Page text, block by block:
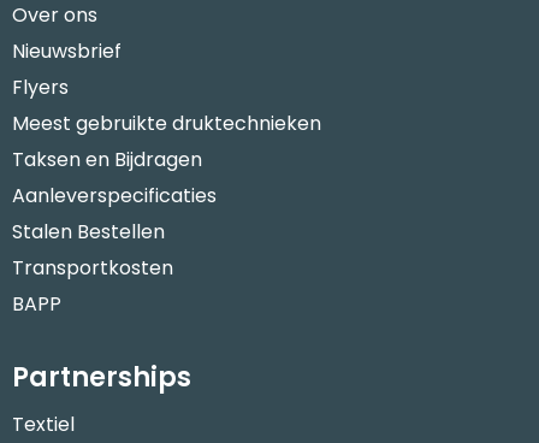
Over ons
Nieuwsbrief
Flyers
Meest gebruikte druktechnieken
Taksen en Bijdragen
Aanleverspecificaties
Stalen Bestellen
Transportkosten
BAPP
Partnerships
Textiel